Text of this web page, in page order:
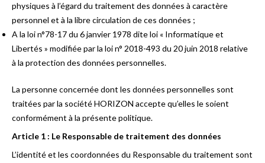
physiques à l’égard du traitement des données à caractère
personnel et à la libre circulation de ces données ;
A la loi n°78-17 du 6 janvier 1978 dite loi « Informatique et
Libertés » modifiée par la loi n° 2018-493 du 20 juin 2018 relative
à la protection des données personnelles.
La personne concernée dont les données personnelles sont
traitées par la société HORIZON accepte qu’elles le soient
conformément à la présente politique.
Article 1 : Le Responsable de traitement des données
L’identité et les coordonnées du Responsable du traitement sont